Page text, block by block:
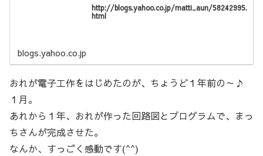
http://blogs.yahoo.co.jp/matti_aun/58242995.
html
blogs.yahoo.co.jp
おれが電子工作をはじめたのが、ちょうど１年前の～♪
１月。
あれから１年、おれが作った回路図とプログラムで、まっ
ちさんが完成させた。
なんか、すっごく感動です(^^)